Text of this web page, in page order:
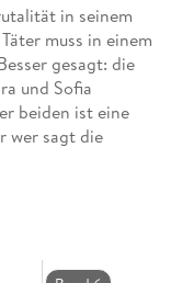
in seinem
muss in einem
gesagt: die
und Sofia
beiden ist eine
wer sagt die
Fall untergeht.
Bürgermeister
zu verteilen.